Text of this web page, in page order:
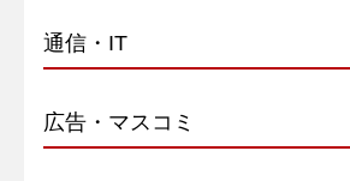
通信・IT
広告・マスコミ